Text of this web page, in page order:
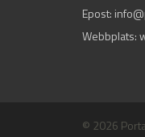
Epost:
Webbplats:
© 2026